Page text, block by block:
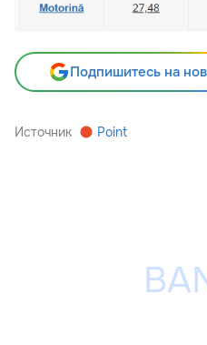
Подпишитесь на
Источник Point